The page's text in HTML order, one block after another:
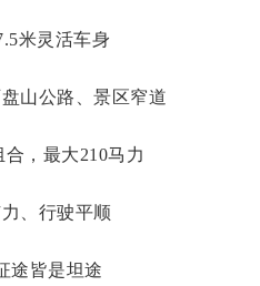
米灵活车身
山公路、景区窄道
合，最大210马力
、行驶平顺
途皆是坦途